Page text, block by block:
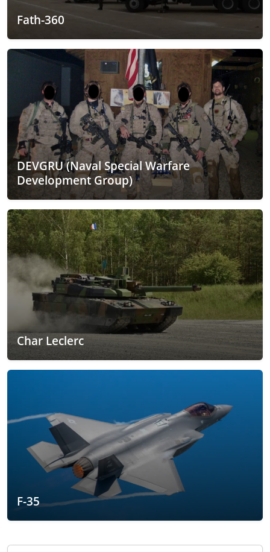
Fath-360
DEVGRU (Naval Special Warfare
Development Group)
Char Leclerc
F-35